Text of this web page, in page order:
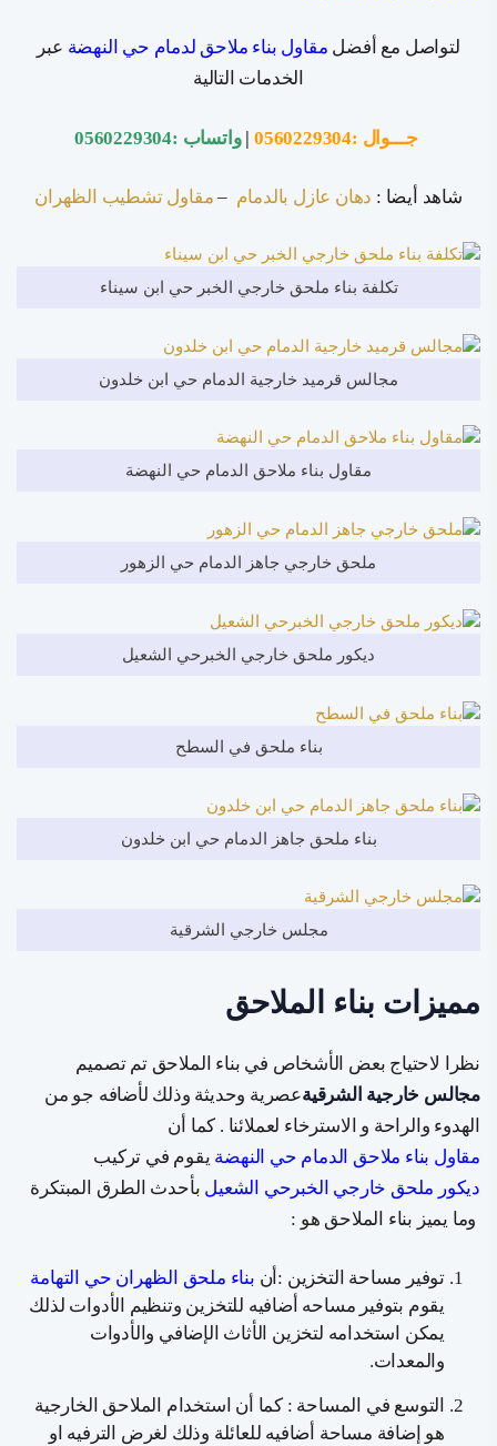
لتواصل مع أفضل مقاول بناء ملاحق لدمام حي النهضة عبر
الخدمات التالية
جـــوال :0560229304
| واتساب :0560229304
شاهد أيضا : دهان عازل بالدمام – مقاول تشطيب الظهران
تكلفة بناء ملحق خارجي الخبر حي ابن سيناء
مجالس قرميد خارجية الدمام حي ابن خلدون
مقاول بناء ملاحق الدمام حي النهضة
ملحق خارجي جاهز الدمام حي الزهور
ديكور ملحق خارجي الخبرحي الشعيل
بناء ملحق في السطح
بناء ملحق جاهز الدمام حي ابن خلدون
مجلس خارجي الشرقية
مميزات بناء الملاحق
نظرا لاحتياج بعض الأشخاص في بناء الملاحق تم تصميم
مجالس خارجية الشرقيةعصرية وحديثة وذلك لأضافه جو من
الهدوء والراحة و الاسترخاء لعملائنا . كما أن
مقاول بناء ملاحق الدمام حي النهضة يقوم في تركيب
ديكور ملحق خارجي الخبرحي الشعيل بأحدث الطرق المبتكرة
وما يميز بناء الملاحق هو :
توفير مساحة التخزين :أن بناء ملحق الظهران حي التهامة
يقوم بتوفير مساحه أضافيه للتخزين وتنظيم الأدوات لذلك
يمكن استخدامه لتخزين الأثاث الإضافي والأدوات
والمعدات.
التوسع في المساحة : كما أن استخدام الملاحق الخارجية
هو إضافة مساحة أضافيه للعائلة وذلك لغرض الترفيه او